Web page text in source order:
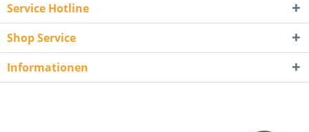
Service Hotline
Shop Service
Informationen